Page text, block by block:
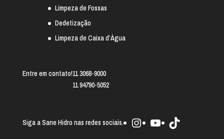
Limpeza de Fossas
Dedetização
Limpeza de Caixa d’Água
Entre em contato!11 3068-9000
11 94790-5052
Siga a Sane Hidro nas redes sociais. Instagram
YoutubeTikTok